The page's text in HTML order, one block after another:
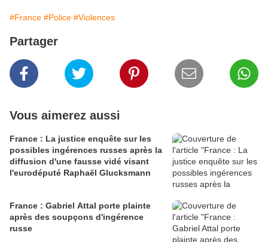
#France #Police #Violences
Partager
Vous aimerez aussi
France : La justice enquête sur les
possibles ingérences russes après la
diffusion d'une fausse vidé visant
l'eurodéputé Raphaël Glucksmann
France : Gabriel Attal porte plainte
après des soupçons d'ingérence
russe